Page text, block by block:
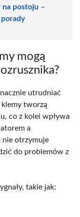
postoju –
mogą
utrudniać
klemy tworzą
co z kolei wpływa
a
nie otrzymuje
do problemów z
takie jak: